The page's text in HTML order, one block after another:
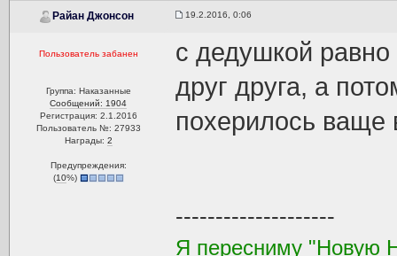
Райан Джонсон 19.2.2016, 0:06
Пользователь забанен
Группа: Наказанные
Сообщений: 1904
Регистрация: 2.1.2016
Пользователь №: 27933
Награды: 2
Предупреждения:
(10%)
с дедушкой равно
друг друга, а
похерилось ваще
--------------------
Я пересниму "Новую